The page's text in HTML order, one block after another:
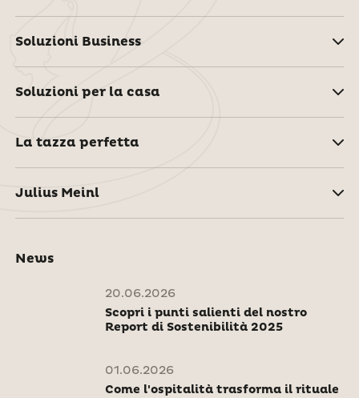
Soluzioni Business
Soluzioni per la casa
La tazza perfetta
Julius Meinl
News
20.06.2026
Scopri i punti salienti del nostro
Report di Sostenibilità 2025
01.06.2026
Come l'ospitalità trasforma il rituale